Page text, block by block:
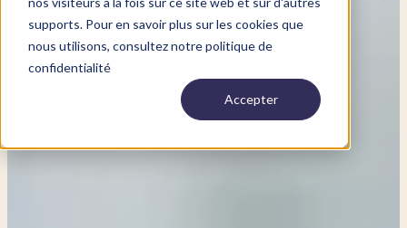
supports. Pour en savoir plus sur les cookies que
nous utilisons, consultez notre politique de
confidentialité
Accepter